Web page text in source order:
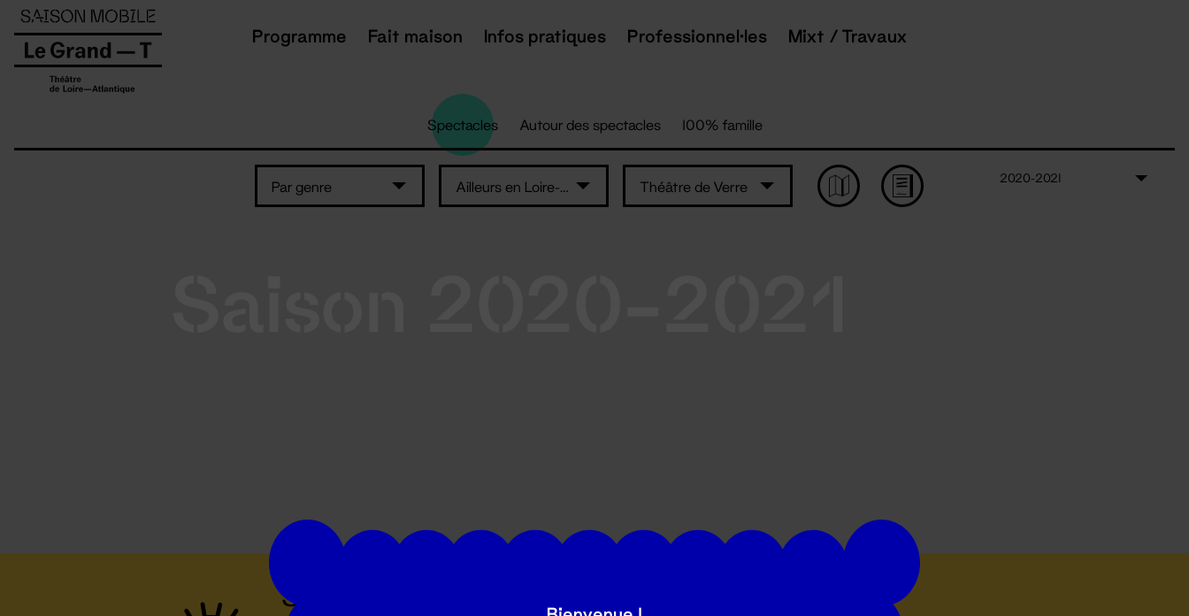
Programme Fait maison Infos pratiques Professionnel·les Mixt / Travaux
Spectacles Autour des spectacles 100% famille
Par genre Ailleurs en Loire-Atlantique Théâtre de Verre
2020-2021
Suivez toutes les actualités du Grand T :
Panneau de gestion des cookies